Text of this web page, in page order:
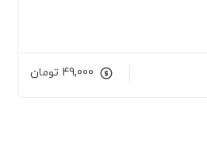
49,000 تومان